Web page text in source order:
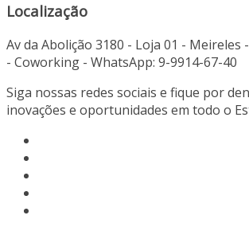
Localização
Av da Abolição 3180 - Loja 01 - Meireles -
- Coworking - WhatsApp: 9-9914-67-40
Siga nossas redes sociais e fique por
inovações e oportunidades em todo o